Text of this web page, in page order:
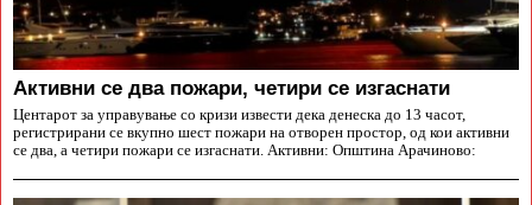
Aктивни се два пожари, четири се изгаснати
Центарот за управување со кризи извести дека денеска до 13 часот,
регистрирани се вкупно шест пожари на отворен простор, од кои активни
се два, а четири пожари се изгаснати. Активни: Општина Арачиново: